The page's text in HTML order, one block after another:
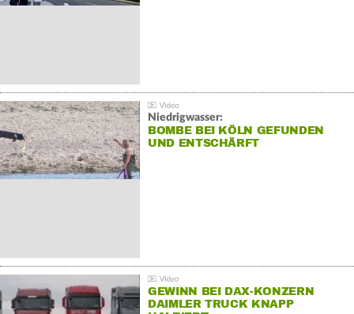
Niedrigwasser:
BOMBE BEI KÖLN GEFUNDEN
UND ENTSCHÄRFT
GEWINN BEI DAX-KONZERN
DAIMLER TRUCK KNAPP